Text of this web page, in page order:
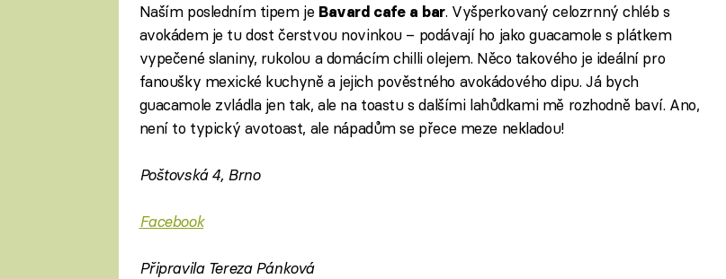
Naším posledním tipem je Bavard cafe a bar. Vyšperkovaný celozrnný chléb s
avokádem je tu dost čerstvou novinkou – podávají ho jako guacamole s plátkem
vypečené slaniny, rukolou a domácím chilli olejem. Něco takového je ideální pro
fanoušky mexické kuchyně a jejich pověstného avokádového dipu. Já bych
guacamole zvládla jen tak, ale na toastu s dalšími lahůdkami mě rozhodně baví. Ano,
není to typický avotoast, ale nápadům se přece meze nekladou!
Poštovská 4, Brno
Facebook
Připravila Tereza Pánková